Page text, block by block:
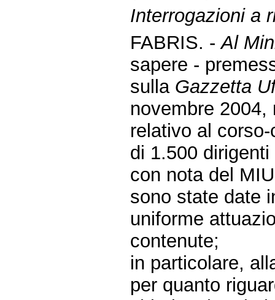
Interrogazioni a
FABRIS. -Al
sapere -
sulla Gazzetta
novembre
relativo al
di 1.500
con nota del
sono state date
uniforme
contenute;
in particolare,
per quanto